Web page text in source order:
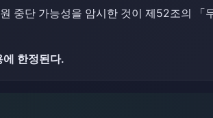
중단 가능성을 암시한 것이 제52조의 「
에 한정된다.